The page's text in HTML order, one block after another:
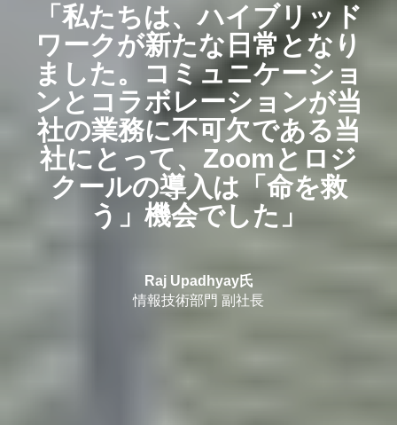
「私たちは、ハイブリッド
ワークが新たな日常となり
ました。コミュニケーショ
ンとコラボレーションが当
社の業務に不可欠である当
社にとって、Zoomとロジ
クールの導入は「命を救
う」機会でした」
Raj Upadhyay氏
情報技術部門 副社長